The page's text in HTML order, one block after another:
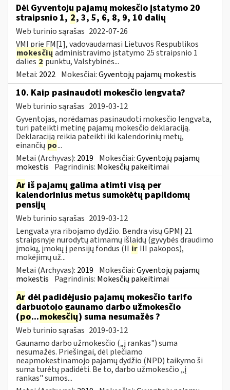
Dėl Gyventojų pajamų mokesčio įstatymo 20
straipsnio 1, 2, 3, 5, 6, 8, 9, 10 dalių
Web turinio sąrašas 2022-07-26
VMI prie FM[1], vadovaudamasi Lietuvos Respublikos
mokesčių administravimo įstatymo 25 straipsnio 1
dalies2punktu, Valstybinės...
Metai: 2022 Mokesčiai:Gyventojų pajamų mokestis
10. Kaip pasinaudoti mokesčio lengvata?
Web turinio sąrašas 2019-03-12
Gyventojas, norėdamas pasinaudoti mokesčio lengvata,
turi pateikti metinę pajamų mokesčio deklaraciją.
Deklaraciją reikia pateikti iki kalendorinių metų,
einančių po...
Metai (Archyvas): 2019 Mokesčiai:Gyventojų pajamų
mokestis Pagrindinis: Mokesčių pakeitimai
Ar iš pajamų galima atimti visą per
kalendorinius metus sumokėtų papildomų
pensijų
Web turinio sąrašas 2019-03-12
Lengvata yra ribojamo dydžio. Bendra visų GPMĮ 21
straipsnyje nurodytų atimamų išlaidų (gyvybės draudimo
įmokų, įmokų į pensijų fondus (II ir III pakopos),
mokėjimų už...
Metai (Archyvas): 2019 Mokesčiai:Gyventojų pajamų
mokestis Pagrindinis: Mokesčių pakeitimai
Ar dėl padidėjusio pajamų mokesčio tarifo
darbuotojo gaunamo darbo užmokesčio
(po...mokesčių) suma nesumažės ?
Web turinio sąrašas 2019-03-12
Gaunamo darbo užmokesčio („į rankas") suma
nesumažės. Priešingai, dėl plečiamo
neapmokestinamojo pajamų dydžio (NPD) taikymo ši
suma turėtų padidėti. Be to, darbo užmokesčio „į
rankas" sumos...